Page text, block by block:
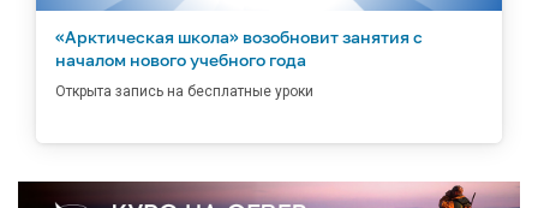
«Арктическая школа» возобновит занятия с
началом нового учебного года
Открыта запись на бесплатные уроки